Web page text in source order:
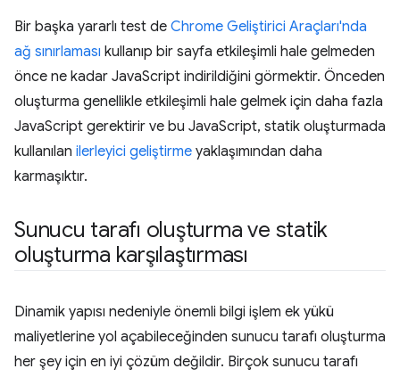
Bir başka yararlı test de Chrome Geliştirici Araçları'nda
ağ sınırlaması kullanıp bir sayfa etkileşimli hale gelmeden
önce ne kadar JavaScript indirildiğini görmektir. Önceden
oluşturma genellikle etkileşimli hale gelmek için daha fazla
JavaScript gerektirir ve bu JavaScript, statik oluşturmada
kullanılan ilerleyici geliştirme yaklaşımından daha
karmaşıktır.
Sunucu tarafı oluşturma ve statik
oluşturma karşılaştırması
Dinamik yapısı nedeniyle önemli bilgi işlem ek yükü
maliyetlerine yol açabileceğinden sunucu tarafı oluşturma
her şey için en iyi çözüm değildir. Birçok sunucu tarafı